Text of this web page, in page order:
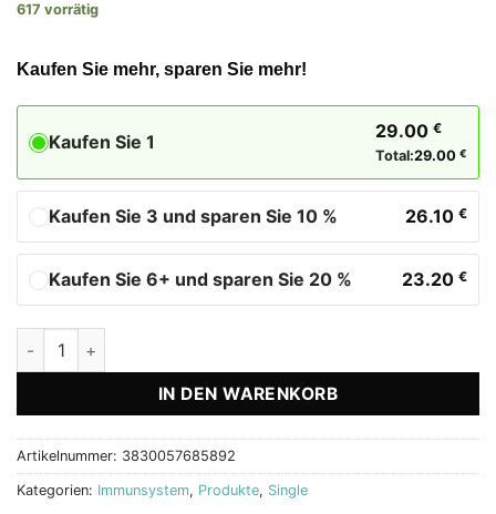
617 vorrätig
Kaufen Sie mehr, sparen Sie mehr!
Kaufen Sie 1 29.00 €
Total:29.00 €
Kaufen Sie 3 und sparen Sie 10 % 26.10 €
Kaufen Sie 6+ und sparen Sie 20 % 23.20 €
Pure Magnesium 5, 30 Beutel Menge
IN DEN WARENKORB
Artikelnummer: 3830057685892
Kategorien: Immunsystem, Produkte, Single